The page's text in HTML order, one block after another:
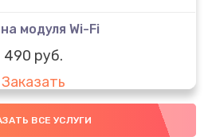
модуля Wi-Fi
490 руб.
Заказать
микрофона
ВСЕ УСЛУГИ